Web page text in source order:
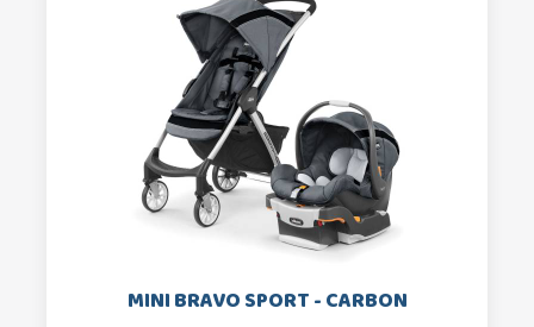
MINI BRAVO SPORT - CARBON